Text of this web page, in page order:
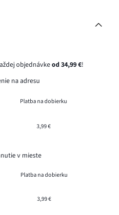
objednávkeod 34,99 €!
na adresu
Platba na dobierku
3,99 €
v mieste
Platba na dobierku
3,99 €